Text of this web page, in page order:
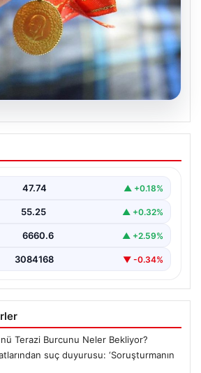
canlı 8 Nisan 2026: Altın
oldu? Gram, çeyrek,
47.74 ▲ +0.18%
55.25 ▲ +0.32%
6660.6 ▲ +2.59%
3084168 ▼ -0.34%
Terazi Burcunu Neler Bekliyor?
suç duyurusu: ‘Soruşturmanın